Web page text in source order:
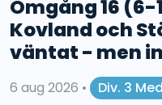
Omgång 16
Kovland och
väntat - men
6 aug 2026 •
Div. 3